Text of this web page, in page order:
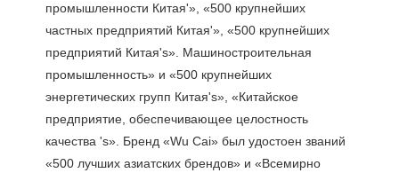
промышленности Китая'», «500 крупнейших
частных предприятий Китая'», «500 крупнейших
предприятий Китая's». Машиностроительная
промышленность» и «500 крупнейших
энергетических групп Китая's», «Китайское
предприятие, обеспечивающее целостность
качества 's». Бренд «Wu Cai» был удостоен званий
«500 лучших азиатских брендов» и «Всемирно